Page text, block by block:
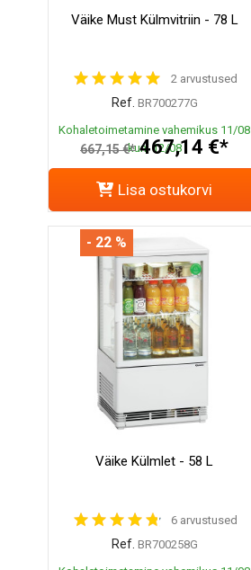
Väike Must Külmvitriin - 78 L
2 arvustused
Ref. BR700277G
Kohaletoimetamine vahemikus 11/08
kuni 12/08
667,15 €* 467,14 €*
Lisa ostukorvi
Väike Külmlet - 58 L
6 arvustused
Ref. BR700258G
- 22 %